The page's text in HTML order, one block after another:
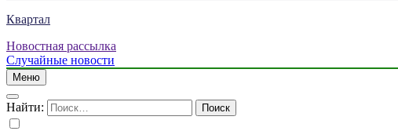
Квартал
Новостная рассылка
Случайные новости
Меню
Найти: